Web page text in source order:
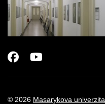
© 2026 Masarykova univerzita
Facebook